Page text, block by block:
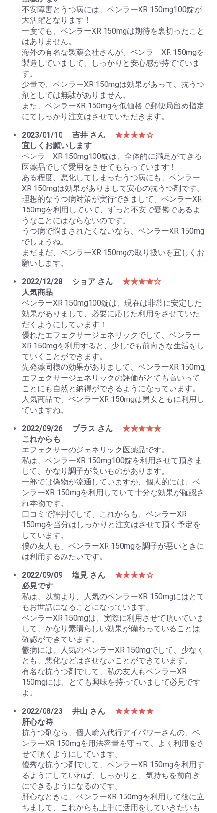
お買い物を続ける
不安障害とうつ病には、ベンラーXR 150mg100錠が
大活躍となります！
一度でも、ベンラーXR 150mgは期待を裏切ったこと
はありません。
海外の有名な製薬会社さんが、ベンラーXR 150mgを
製造していまして、しっかりと安心感が持てていま
す。
少量で、ベンラーXR 150mgは効果があって、抗うつ
剤としては無駄がありません。
また、ベンラーXR 150mgを低価格で郵便局留め指定
にてしっかり注文はさせていただきます。
2023/01/10
吉井 さん
★★★★☆
宜しくお願いします
ベンラーXR 150mg100錠は、全体的に満足ができる
医薬品でして愛用をさせてもらっています！
ある程度、悪化してしまったうつ病にも、ベンラー
XR 150mgは効果がありまして安心の抗うつ剤です。
理想的なうつ病対策が実行できまして、ベンラーXR
150mgを利用していて、ずっと不安で憂鬱であるよ
うなことにはならないのです。
うつ病で悩まされたくないなら、ベンラーXR 150mg
でしょうね。
まだまだ、ベンラーXR 150mgの取り扱いを宜しくお
願いします。
2022/12/28
ショア さん
★★★★☆
人気商品
ベンラーXR 150mg100錠は、現在は非常に安定した
効果がありまして、必要に応じた利用をさせていた
だくようにしています！
優れたエフェクサージェネリックでして、ベンラー
XR 150mgを利用すると、少しでも前向きな生活をし
ていくことができます。
先発薬同様の効果がありまして、ベンラーXR 150mg,
エフェクサージェネリックの評価がとても高いって
ことにも自然と納得ができるようになっています。
人気商品で、ベンラーXR 150mgは男女ともに利用し
ていますね。
2022/09/26
プラス さん
★★★★★
これからも
エフェクサーのジェネリック医薬品です。
私は、ベンラーXR 150mg100錠を利用させて頂きま
して、かなり調子が良いものがあります。
一部では偽物が流通していますが、個人的には、ベ
ンラーXR 150mgを利用していて十分な効果が確認さ
れ本物です。
口コミで評判でして、これからも、ベンラーXR
150mgを当分はしっかりと注文はさせて頂く予定を
しています。
僕の友人も、ベンラーXR 150mgを調子が悪いときに
は利用するみたいです。
2022/09/09
塩見 さん
★★★★☆
必見です
私は、以前より、人気のベンラーXR 150mgにはとて
もお世話になることになっています。
ベンラーXR 150mgは、実際に利用させて頂いていま
して、かなり素晴らしい効果が備わっていることは
確認ができています。
鬱病には、人気のベンラーXR 150mgでして、少なく
とも、悪化などはさせないことができています。
有名な抗うつ剤でして、私の友人もベンラーXR
150mgには、とても興味を持っていまして必見です
よ。
2022/08/23
井山 さん
★★★★★
肝心な時
抗うつ剤なら、個人輸入代行アイパワーさんの、ベ
ンラーXR 150mgを用法容量を守って、よく利用をさ
せて頂くようにしています。
優秀な抗うつ剤でして、ベンラーXR 150mgを利用す
るようにしていれば、しっかりと、気持ちを前向き
にできるようになるのです。
肝心なときに、ベンラーXR 150mgを利用して役に立
ちまして、これからも上手に活用をしていきたいも